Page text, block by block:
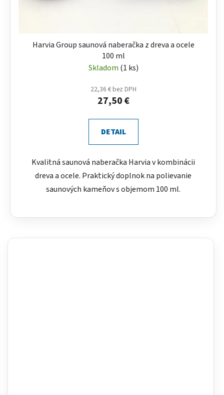
Harvia Group saunová naberačka z dreva a ocele
100 ml
Skladom (1 ks)
22,36 € bez DPH
27,50 €
DETAIL
Kvalitná saunová naberačka Harvia v kombinácii
dreva a ocele. Praktický doplnok na polievanie
saunových kameňov s objemom 100 ml.